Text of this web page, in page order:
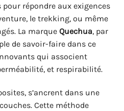
répondre aux exigences
le trekking, ou même
La marque Quechua, par
de savoir-faire dans ce
qui associent
et respirabilité.
s’ancrent dans une
Cette méthode